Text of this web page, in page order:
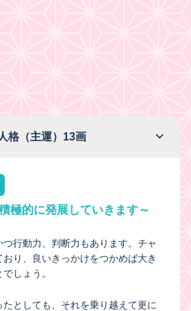
格（主運）13画
極的に発展していきます～
行動力、判断力もあります。チャ
り、良いきっかけをつかめば大き
しょう。
としても、それを乗り越えて更に